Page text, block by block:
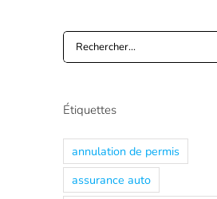
Rechercher:
Étiquettes
annulation de permis
assurance auto